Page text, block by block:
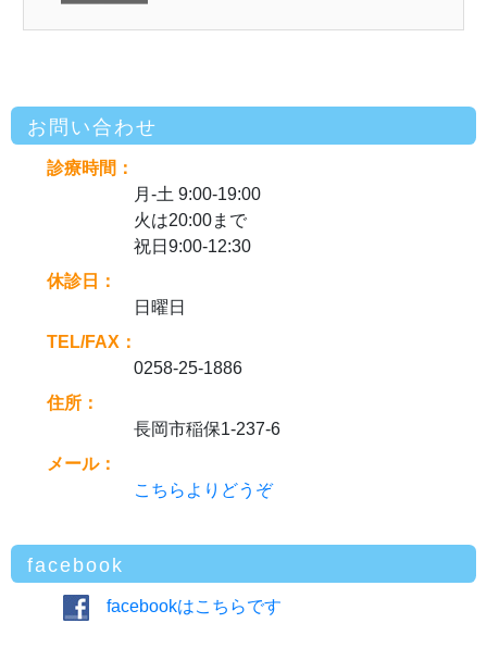
お問い合わせ
診療時間：
月-土 9:00-19:00
火は20:00まで
祝日9:00-12:30
休診日：
日曜日
TEL/FAX：
0258-25-1886
住所：
長岡市稲保1-237-6
メール：
こちらよりどうぞ
facebook
facebookはこちらです